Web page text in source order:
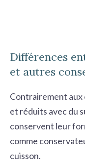
Différences
et autres
Contrairement
et réduits avec du
conservent leur
comme
cuisson.